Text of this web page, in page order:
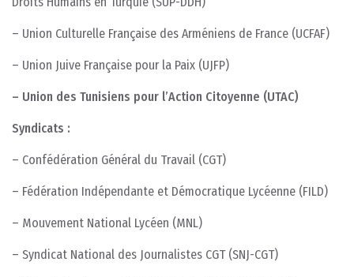
– Union Culturelle Française des Arméniens de France (UCFAF)
– Union Juive Française pour la Paix (UJFP)
– Union des Tunisiens pour l’Action Citoyenne (UTAC)
Syndicats :
– Confédération Général du Travail (CGT)
– Fédération Indépendante et Démocratique Lycéenne (FILD)
– Mouvement National Lycéen (MNL)
– Syndicat National des Journalistes CGT (SNJ-CGT)